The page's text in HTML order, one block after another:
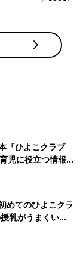
はほうれん草。
牛乳をドバッと
ます」
汁を入れて固
チーズみたいな
ちゃ美味しいで
したのをいれ
ペッパーで味を
『ひよこクラブ
児に役立つ情報が
めてのひよこクラ
乳がうまくい
トラブル 解決テ